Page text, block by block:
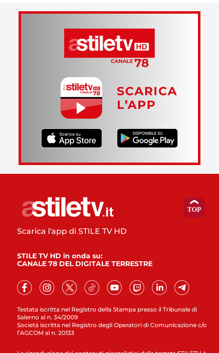
SCARICA
L’APP
Testata iscritta nel Registro della Stampa presso il Tribunale di
Salerno al n. 34/2009
Società iscritta nel Registro degli Operatori di Comunicazione c/o
l’AGCOM al n. 20133
Scarica l'app di STILE TV HD
STILE TV HD in onda su:
CANALE 78 DEL DIGITALE TERRESTRE